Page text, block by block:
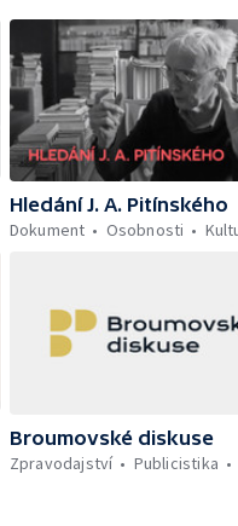
Hledání J. A. Pitínského
Dokument
Osobnosti
Broumovské diskuse
Zpravodajství
Publicistika